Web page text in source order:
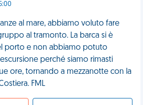
al mare, abbiamo voluto fare
al tramonto. La barca si è
porto e non abbiamo potuto
perché siamo rimasti
ore, tornando a mezzanotte con la
FML